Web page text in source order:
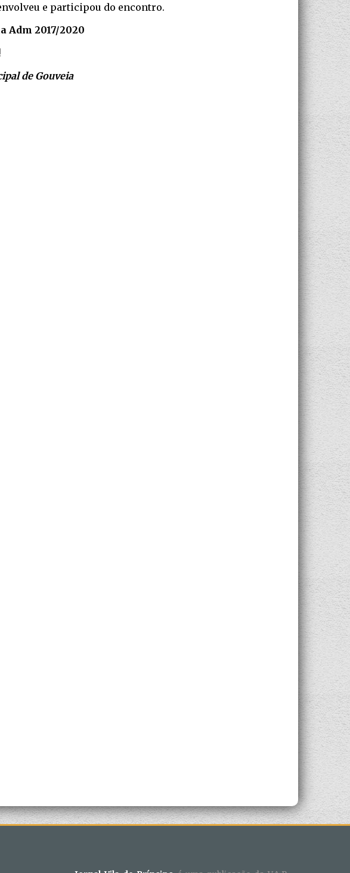
e participou do encontro.
Adm 2017/2020
de Gouveia